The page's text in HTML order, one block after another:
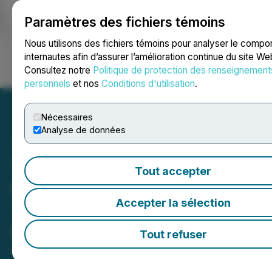
Paramètres des fichiers témoins
Nous utilisons des fichiers témoins pour analyser le
internautes afin d’assurer l’amélioration continue du site
Consultez notre Politique de protection des
personnels et nos Conditions d'utilisation.
Nécessaires
Analyse de données
Tout accepter
Accepter la sélection
Tout refuser
Ouvrir une session Recherche English
Video - CEO Clips: Summit
Royalties Builds Growth
Through Diversified Mining
Royalty Portfolio
May 19, 2026 2:00 PM EDT | Source:CEO Clips